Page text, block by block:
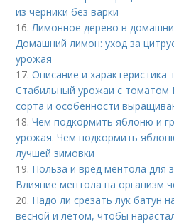
из черники без варки
16.Лимонное дерево в
Домашний лимон: уход за
урожая
17.Описание и
Стабильный урожаи с
сорта и особенности
18.Чем подкормить яблоню и
урожая. Чем подкормить
лучшей зимовки
19. Польза и вред ментола для
Влияние ментола на организм
20. Надо ли срезать лук батун
весной и летом, чтобы